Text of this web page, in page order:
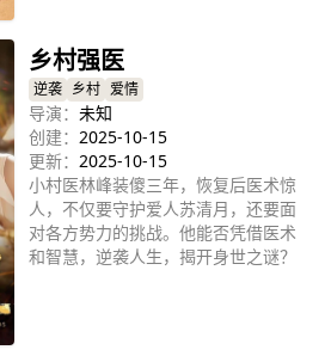
情，不过是她从容人生里，寻常过往
罢了。
乡村强医
逆袭 乡村 爱情
导演： 未知
创建： 2025-10-15
更新： 2025-10-15
小村医林峰装傻三年，恢复后医术惊
人，不仅要守护爱人苏清月，还要面
对各方势力的挑战。他能否凭借医术
和智慧，逆袭人生，揭开身世之谜？